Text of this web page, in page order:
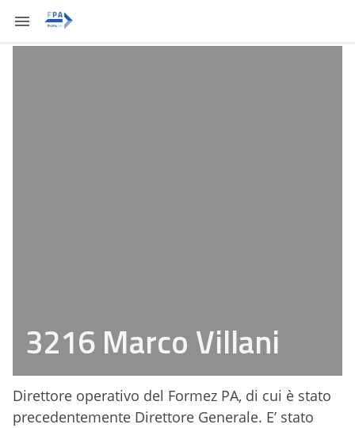
3216 Marco Villani
Direttore operativo del Formez PA, di cui è stato
precedentemente Direttore Generale. E’ stato